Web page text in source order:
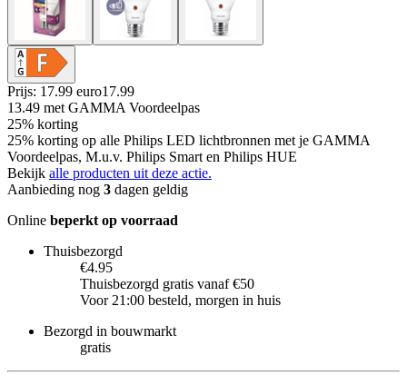
Prijs: 17.99 euro17.99
13.49 met GAMMA Voordeelpas
25% korting
25% korting op alle Philips LED lichtbronnen met je GAMMA
Voordeelpas, M.u.v. Philips Smart en Philips HUE
Bekijk alle producten uit deze actie.
Aanbieding nog 3 dagen geldig
Online beperkt op voorraad
Thuisbezorgd
€4.95
Thuisbezorgd gratis vanaf €50
Voor 21:00 besteld, morgen in huis
Bezorgd in bouwmarkt
gratis